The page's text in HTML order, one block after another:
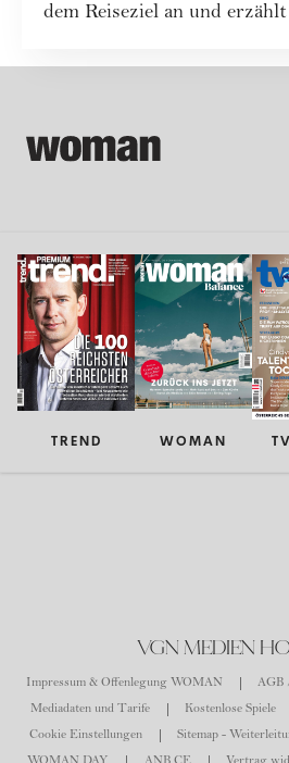
dem Reiseziel an und
TREND WOMAN
VGN MEDIEN
Impressum & Offenlegung WOMAN AGB
Mediadaten und Tarife
Kostenlose Spiele
Cookie Einstellungen
Sitemap -